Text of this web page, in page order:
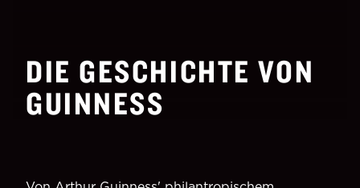
DIE GESCHICHTE VON
GUINNESS